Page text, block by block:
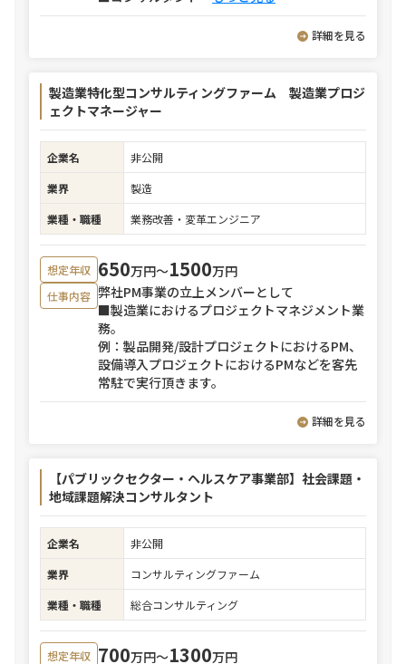
詳細を見る
製造業特化型コンサルティングファーム 製造業プロジ
ェクトマネージャー
企業名
非公開
業界
製造
業種・職種
業務改善・変革エンジニア
想定年収 650万円〜1500万円
仕事内容 弊社PM事業の立上メンバーとして
■製造業におけるプロジェクトマネジメント業
務。
例：製品開発/設計プロジェクトにおけるPM、
設備導入プロジェクトにおけるPMなどを客先
常駐で実行頂きます。
詳細を見る
【パブリックセクター・ヘルスケア事業部】社会課題・
地域課題解決コンサルタント
企業名
非公開
業界
コンサルティングファーム
業種・職種
総合コンサルティング
想定年収 700万円〜1300万円